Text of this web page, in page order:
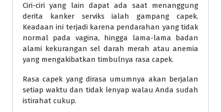
Ciri-ciri yang lain dapat ada saat menanggung
derita kanker serviks ialah gampang capek.
Keadaan ini terjadi karena pendarahan yang tidak
normal pada vagina, hingga lama-lama badan
alami kekurangan sel darah merah atau anemia
yang mengakibatkan timbulnya rasa capek.
Rasa capek yang dirasa umumnya akan berjalan
setiap waktu dan tidak lenyap walau Anda sudah
istirahat cukup.